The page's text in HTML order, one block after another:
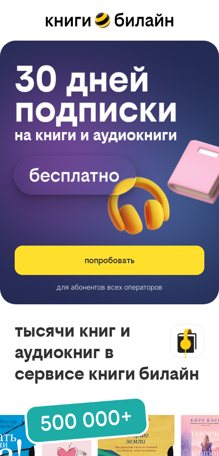
попробовать
для абонентов всех операторов
тысячи книг и
аудиокниг в
сервисе книги билайн